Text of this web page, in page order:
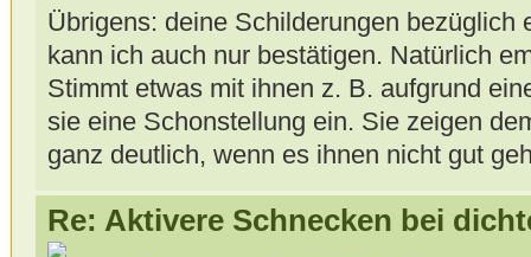
Übrigens: deine Schilderungen bezüglich
kann ich auch nur bestätigen. Natürlich
Stimmt etwas mit ihnen z. B. aufgrund
sie eine Schonstellung ein. Sie zeigen
ganz deutlich, wenn es ihnen nicht gut
Re: Aktivere Schnecken bei